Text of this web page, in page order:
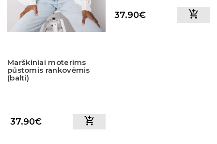
Marškiniai moterims
pūstomis rankovėmis
(balti)
37.90€
37.90€